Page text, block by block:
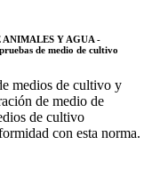
Y AGUA -
de medio de cultivo
medios de cultivo y
de medio de
de cultivo
con esta norma.